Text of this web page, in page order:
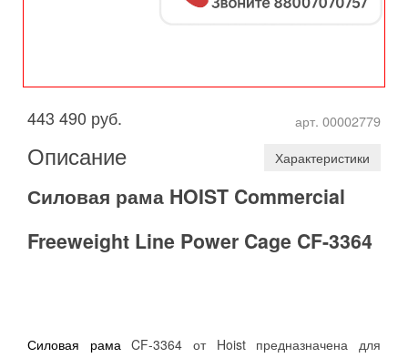
арт. 00002779
443 490 руб.
Описание Характеристики
Силовая рама HOIST Commercial
Freeweight Line Power Cage CF-3364
Силовая рамаCF-3364 от Hoist предназначена для